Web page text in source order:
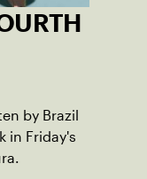
by Brazil
in Friday's